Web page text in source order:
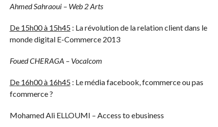
Ahmed Sahraoui – Web 2 Arts
De 15h00 à 15h45: La révolution de la relation client dans le
monde digital E-Commerce 2013
Foued CHERAGA – Vocalcom
De 16h00 à 16h45: Le média facebook, fcommerce ou pas
fcommerce ?
Mohamed Ali ELLOUMI – Access to ebusiness